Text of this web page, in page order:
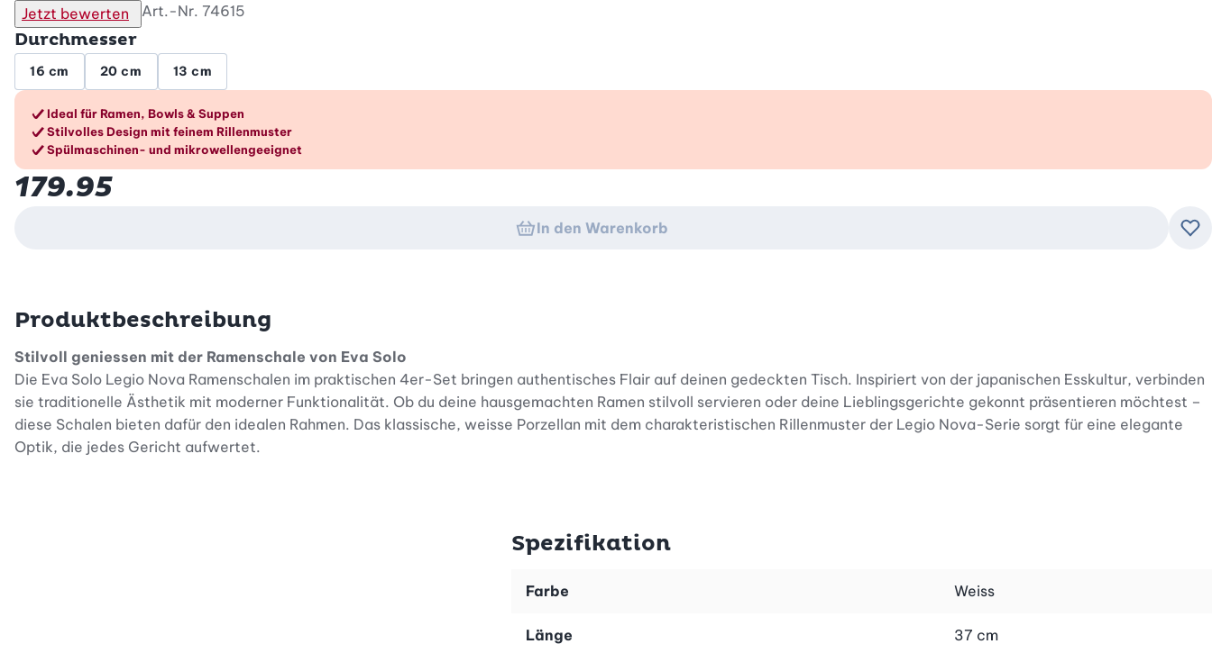
Jetzt bewerten Art.-Nr. 74615
Durchmesser
16 cm 20 cm 13 cm
Die Vorteile im Überblick
Ideal für Ramen, Bowls & Suppen
Stilvolles Design mit feinem Rillenmuster
Spülmaschinen- und mikrowellengeeignet
179.95
In den Warenkorb
Produktbeschreibung
Stilvoll geniessen mit der Ramenschale von Eva Solo
Die Eva Solo Legio Nova Ramenschalen im praktischen 4er-Set bringen authentisches Flair auf deinen gedeckten Tisch. Inspiriert von der japanischen Esskultur, verbinden
sie traditionelle Ästhetik mit moderner Funktionalität. Ob du deine hausgemachten Ramen stilvoll servieren oder deine Lieblingsgerichte gekonnt präsentieren möchtest –
diese Schalen bieten dafür den idealen Rahmen. Das klassische, weisse Porzellan mit dem charakteristischen Rillenmuster der Legio Nova-Serie sorgt für eine elegante
Optik, die jedes Gericht aufwertet.
Auch bei komplexen Gerichten bleibt die Übersicht erhalten – für ein harmonisches und entspanntes Esserlebnis.
Frühstücks-Bowls lassen sich darin ansprechend servieren. Damit sind sie nicht nur praktisch, sondern auch ein stilvoller Begleiter im Alltag und bei besonderen Anlässen.
Spezifikation
Farbe Weiss
Länge 37 cm